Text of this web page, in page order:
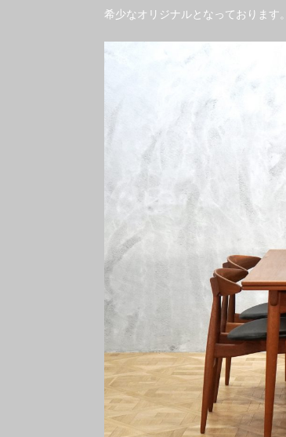
希少なオリジナルとなっております。